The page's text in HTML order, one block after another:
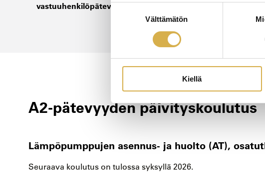
Suostumuksen
Välttämätön
Kiellä
vastuuhenkilöpätevyyden
A2-pätevyyden päivityskoulutus
Lämpöpumppujen asennus- ja huolto (AT),
Seuraava koulutus on tulossa syksyllä 2026.